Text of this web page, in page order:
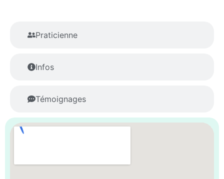
Praticienne
Infos
Témoignages